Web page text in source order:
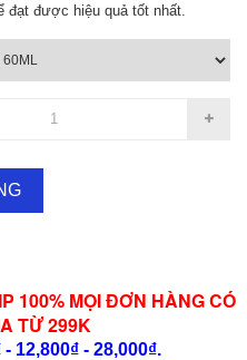
đạt được hiệu quả tốt nhất.
100% MỌI ĐƠN HÀNG CÓ
TỪ 299K
12,800₫ - 28,000₫.